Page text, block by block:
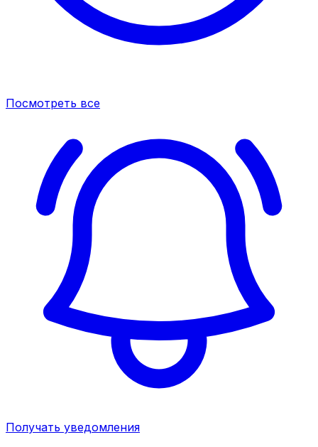
Посмотреть все
Получать уведомления